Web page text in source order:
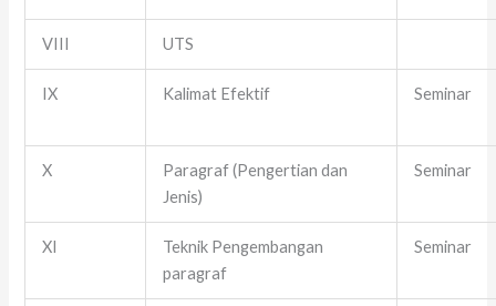
VIII UTS
IX Kalimat Efektif Seminar
X
Paragraf (Pengertian dan
Jenis)
Seminar
XI
Teknik Pengembangan
paragraf
Seminar